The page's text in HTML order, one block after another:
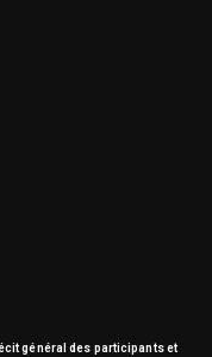
général des participants et